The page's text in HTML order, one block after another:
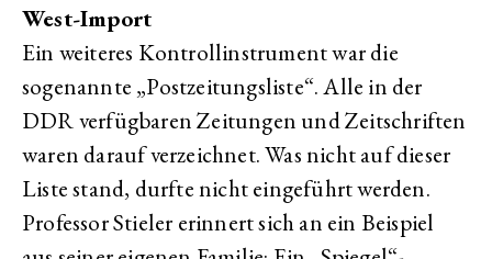
West-Import
Ein weiteres Kontrollinstrument war die
sogenannte „Postzeitungsliste“. Alle in der
DDR verfügbaren Zeitungen und Zeitschriften
waren darauf verzeichnet. Was nicht auf dieser
Liste stand, durfte nicht eingeführt werden.
Professor Stieler erinnert sich an ein Beispiel